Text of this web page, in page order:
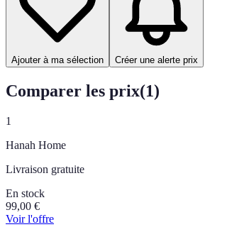
Ajouter à ma sélection Créer une alerte prix
Comparer les prix(1)
1
Hanah Home
Livraison gratuite
En stock
99,00 €
Voir l'offre